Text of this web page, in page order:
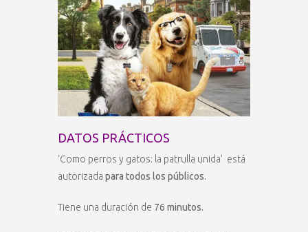
DATOS PRÁCTICOS
‘Como perros y gatos: la patrulla unida’ está
autorizada para todos los públicos.
Tiene una duración de 76 minutos.